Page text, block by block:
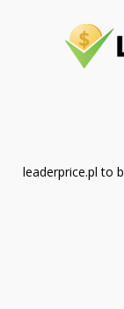
leaderprice.pl to